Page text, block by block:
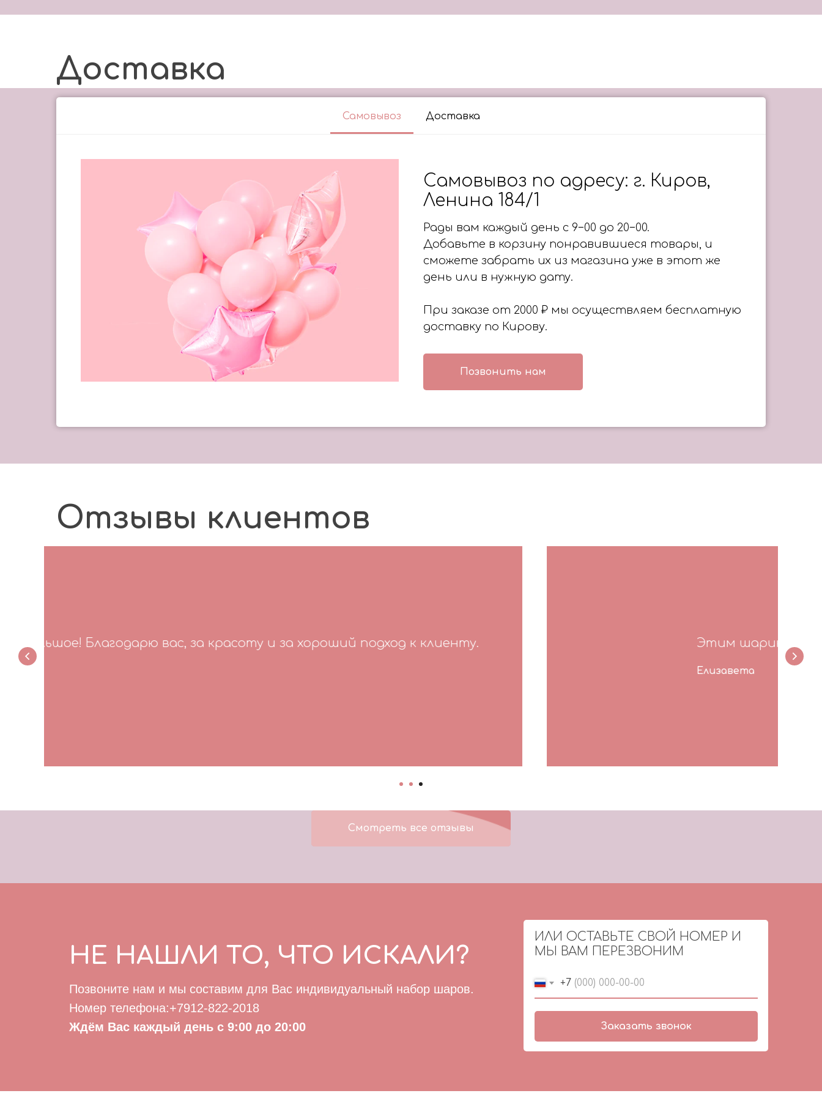
Доставка
Самовывоз Доставка
Самовывоз по адресу: г. Киров,
Ленина 184/1
Рады вам каждый день с 9−00 до 20−00.
Добавьте в корзину понравившиеся товары, и
сможете забрать их из магазина уже в этот же
день или в нужную дату.
При заказе от 2000 ₽ мы осуществляем бесплатную
доставку по Кирову.
Позвонить нам
Отзывы клиентов
Этим шарикам с Дня Рождения уже неделя. Все еще играем с ними, не сдулись!
Смотреть все отзывы
НЕ НАШЛИ ТО, ЧТО ИСКАЛИ?
Позвоните нам и мы составим для Вас индивидуальный набор шаров.
Номер телефона:+7912-822-2018
Ждём Вас каждый день с 9:00 до 20:00
ИЛИ ОСТАВЬТЕ СВОЙ НОМЕР И
МЫ ВАМ ПЕРЕЗВОНИМ
+7
Заказать звонок